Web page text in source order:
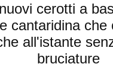
cerotti a
cantaridina che
all'istante
bruciature